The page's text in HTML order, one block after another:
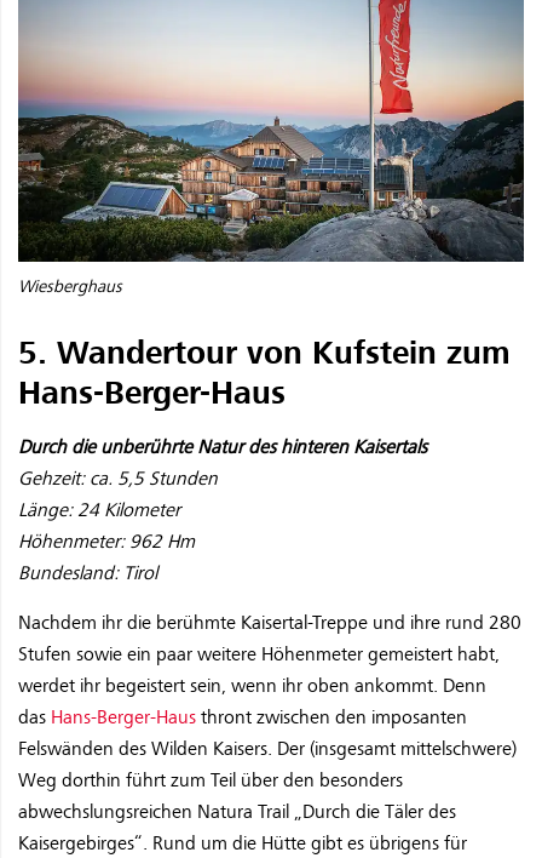
Wiesberghaus
5. Wandertour von Kufstein zum
Hans-Berger-Haus
Durch die unberührte Natur des hinteren Kaisertals
Gehzeit: ca. 5,5 Stunden
Länge: 24 Kilometer
Höhenmeter: 962 Hm
Bundesland: Tirol
Nachdem ihr die berühmte Kaisertal-Treppe und ihre rund 280
Stufen sowie ein paar weitere Höhenmeter gemeistert habt,
werdet ihr begeistert sein, wenn ihr oben ankommt. Denn
das Hans-Berger-Haus thront zwischen den imposanten
Felswänden des Wilden Kaisers. Der (insgesamt mittelschwere)
Weg dorthin führt zum Teil über den besonders
abwechslungsreichen Natura Trail „Durch die Täler des
Kaisergebirges“. Rund um die Hütte gibt es übrigens für